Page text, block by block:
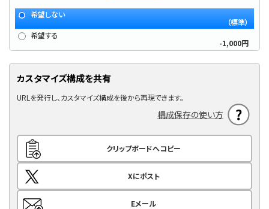
希望しない
（標準）
希望する
-1,000円
カスタマイズ構成を共有
URLを発行し、カスタマイズ構成を後から再現できます。
構成保存の使い方
クリップボードへコピー
Xにポスト
Eメール